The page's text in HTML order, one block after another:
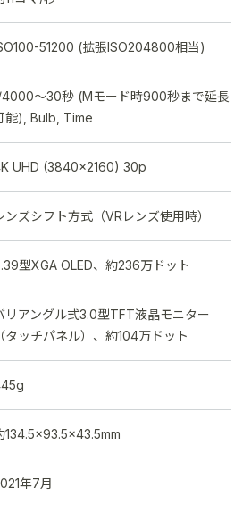
51200 (拡張ISO204800相当)
4000～30秒 (Mモード時900秒まで延長
能), Bulb, Time
UHD (3840x2160) 30p
ンズシフト方式（VRレンズ使用時）
型XGA OLED、約236万ドット
リアングル式3.0型TFT液晶モニター
（タッチパネル）、約104万ドット
134.5×93.5×43.5mm
年7月